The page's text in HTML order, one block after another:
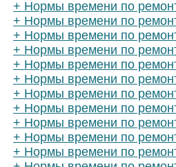
+ Нормы времени по
+ Нормы времени по
+ Нормы времени по
+ Нормы времени по
+ Нормы времени по
+ Нормы времени по
+ Нормы времени по
+ Нормы времени по
+ Нормы времени по
+ Нормы времени по
+ Нормы времени по